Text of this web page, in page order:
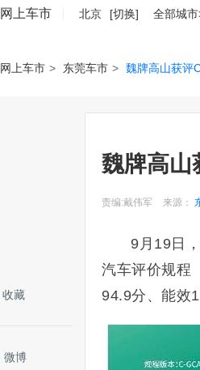
网上车市 北京 [切换] 全部城
网上车市 > 东莞车市 > 魏牌高山获评
收藏
微博
魏牌高山
责编:戴伟军 来源：
9月19日
汽车评价规程
94.9分、能效